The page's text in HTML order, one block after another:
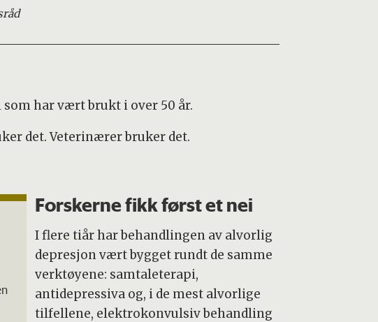
har vært brukt i over 50 år.
det. Veterinærer bruker det.
Forskerne fikk først et nei
I flere tiår har behandlingen av alvorlig
depresjon vært bygget rundt de samme
verktøyene: samtaleterapi,
antidepressiva og, i de mest alvorlige
tilfellene, elektrokonvulsiv behandling